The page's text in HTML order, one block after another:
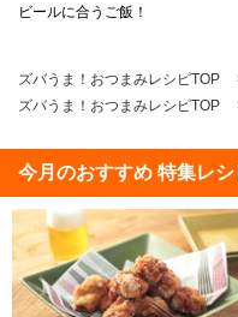
ビールに合うご飯！
ズバうま！おつまみレシピTOP
ズバうま！おつまみレシピTOP
今月のおすすめ 特集レシ